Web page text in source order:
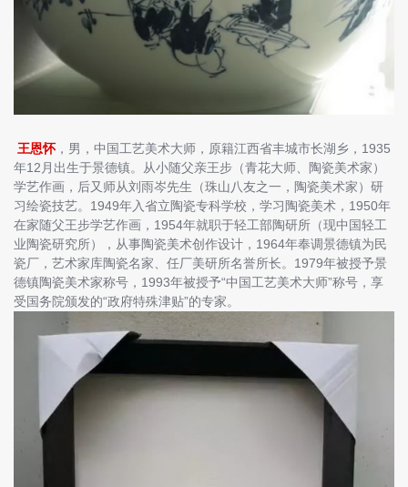
王恩怀，男，中国工艺美术大师，原籍江西省丰城市长湖乡，1935
年12月出生于景德镇。从小随父亲王步（青花大师、陶瓷美术家）
学艺作画，后又师从刘雨岑先生（珠山八友之一，陶瓷美术家）研
习绘瓷技艺。1949年入省立陶瓷专科学校，学习陶瓷美术，1950年
在家随父王步学艺作画，1954年就职于轻工部陶研所（现中国轻工
业陶瓷研究所），从事陶瓷美术创作设计，1964年奉调景德镇为民
瓷厂，艺术家库陶瓷名家、任厂美研所名誉所长。1979年被授予景
德镇陶瓷美术家称号，1993年被授予“中国工艺美术大师”称号，享
受国务院颁发的“政府特殊津贴”的专家。